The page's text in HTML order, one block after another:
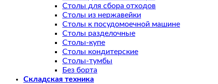
Столы для сбора отходов
Столы из нержавейки
Столы к посудомоечной машине
Столы разделочные
Столы-купе
Столы кондитерские
Столы-тумбы
Без борта
Складская техника